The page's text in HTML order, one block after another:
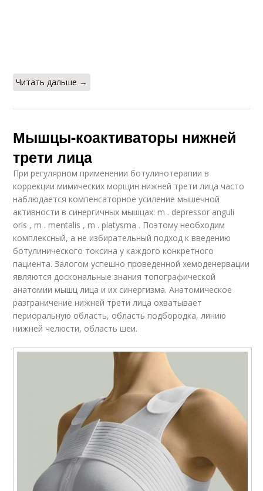
Читать дальше →
Мышцы-коактиваторы нижней
трети лица
При регулярном применении ботулинотерапии в
коррекции мимических морщин нижней трети лица часто
наблюдается компенсаторное усиление мышечной
активности в синергичных мышцах: m . depressor anguli
oris , m . mentalis , m . platysma . Поэтому необходим
комплексный, а не избирательный подход к введению
ботулинического токсина у каждого конкретного
пациента. Залогом успешно проведенной хемоденервации
являются доскональные знания топографической
анатомии мышц лица и их синергизма. Анатомическое
разграничение нижней трети лица охватывает
периоральную область, область подбородка, линию
нижней челюсти, область шеи.